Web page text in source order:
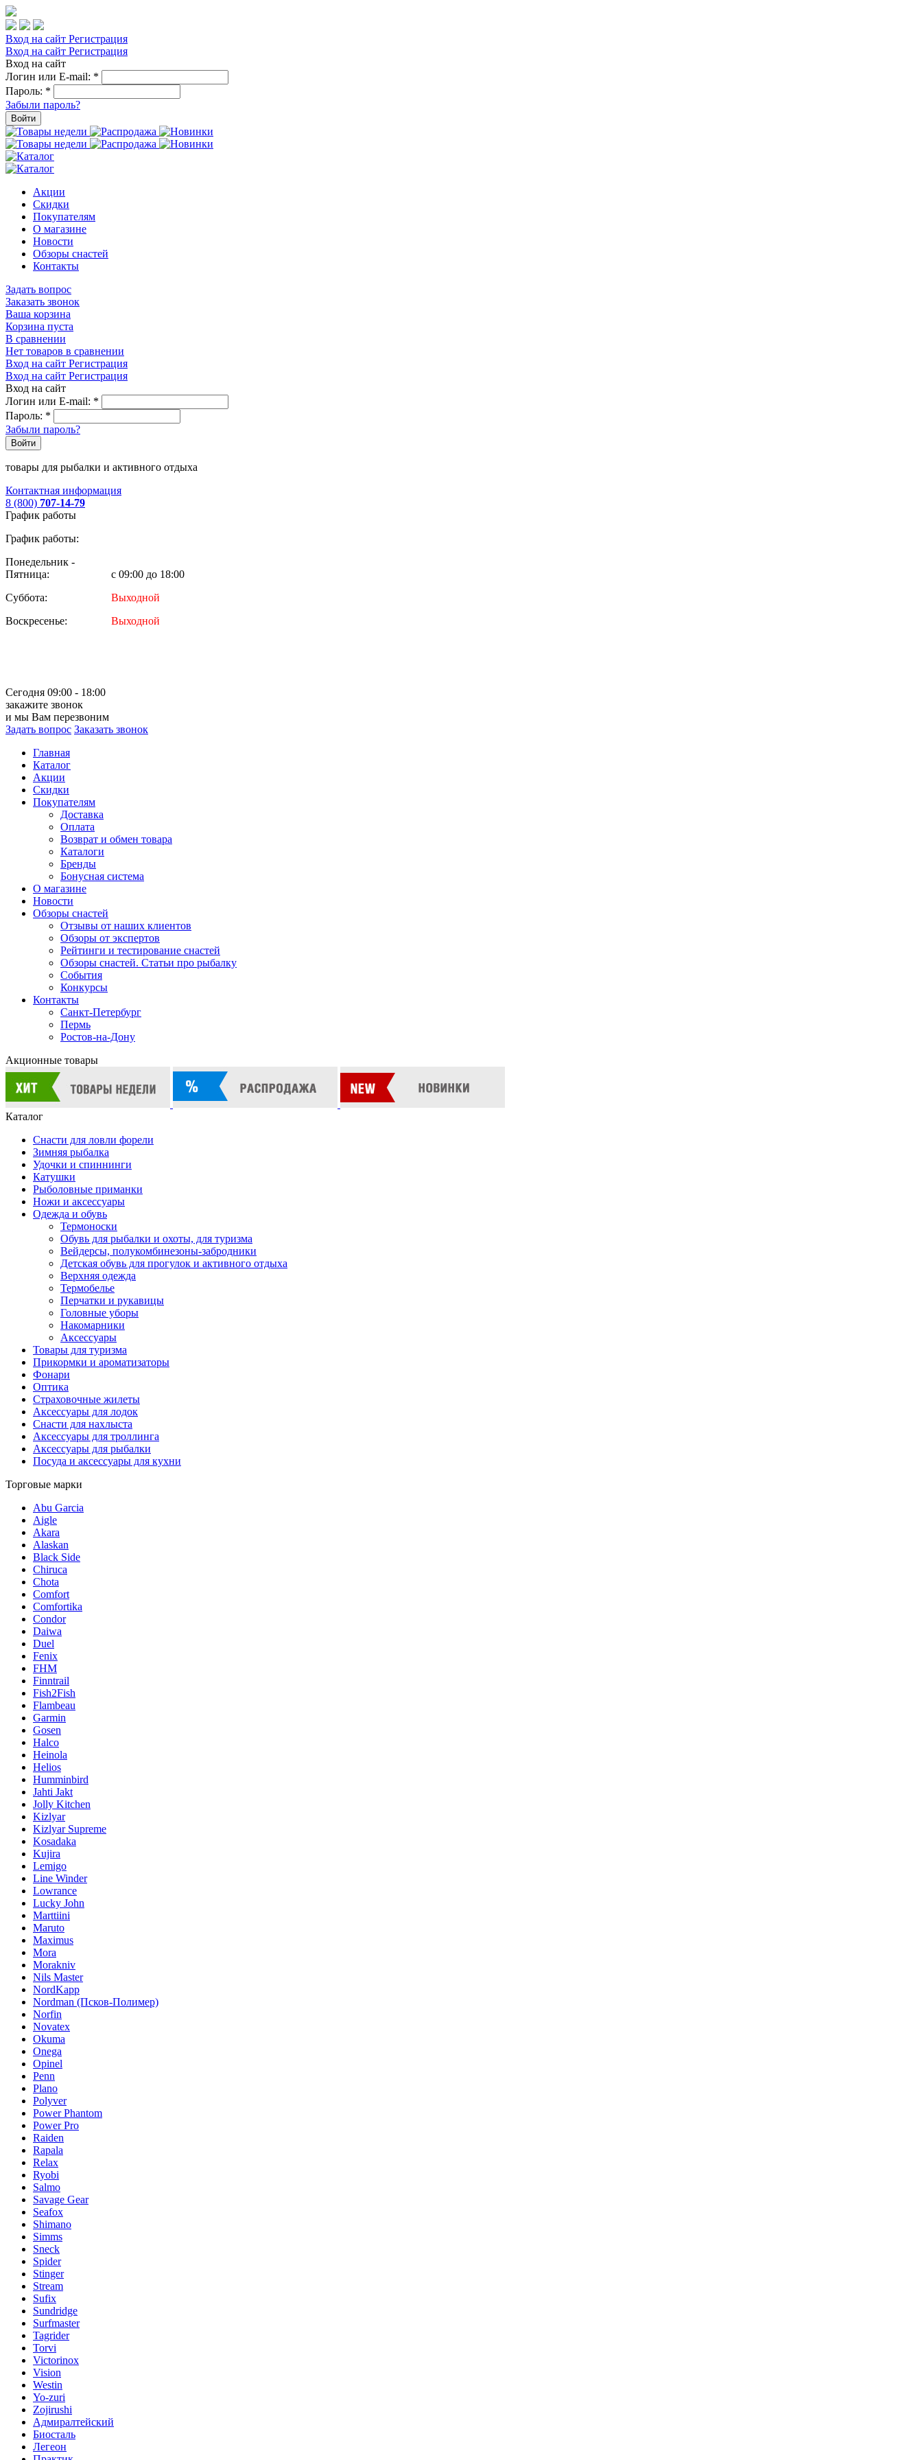
Вход на сайт Регистрация
Вход на сайт Регистрация
Вход на сайт
Логин или E-mail: *
Пароль: *
Забыли пароль?
Войти
Акции
Скидки
Покупателям
О магазине
Новости
Обзоры снастей
Контакты
Задать вопрос
Заказать звонок
Ваша корзина
Корзина пуста
В сравнении
Нет товаров в сравнении
Вход на сайт Регистрация
Вход на сайт Регистрация
Вход на сайт
Логин или E-mail: *
Пароль: *
Забыли пароль?
Войти
товары для рыбалки и активного отдыха
Контактная информация
8 (800) 707-14-79
График работы
График работы:
Понедельник -
Пятница:
с 09:00 до 18:00
Суббота:
Выходной
Воскресенье:
Выходной
Сегодня 09:00 - 18:00
закажите звонок
и мы Вам перезвоним
Задать вопрос Заказать звонок
Главная
Каталог
Акции
Скидки
Покупателям
Доставка
Оплата
Возврат и обмен товара
Каталоги
Бренды
Бонусная система
О магазине
Новости
Обзоры снастей
Отзывы от наших клиентов
Обзоры от экспертов
Рейтинги и тестирование снастей
Обзоры снастей. Статьи про рыбалку
События
Конкурсы
Контакты
Санкт-Петербург
Пермь
Ростов-на-Дону
Акционные товары
Каталог
Снасти для ловли форели
Зимняя рыбалка
Удочки и спиннинги
Катушки
Рыболовные приманки
Ножи и аксессуары
Одежда и обувь
Термоноски
Обувь для рыбалки и охоты, для туризма
Вейдерсы, полукомбинезоны-забродники
Детская обувь для прогулок и активного отдыха
Верхняя одежда
Термобелье
Перчатки и рукавицы
Головные уборы
Накомарники
Аксессуары
Товары для туризма
Прикормки и ароматизаторы
Фонари
Оптика
Страховочные жилеты
Аксессуары для лодок
Снасти для нахлыста
Аксессуары для троллинга
Аксессуары для рыбалки
Посуда и аксессуары для кухни
Торговые марки
Abu Garcia
Aigle
Akara
Alaskan
Black Side
Chiruca
Chota
Comfort
Comfortika
Condor
Daiwa
Duel
Fenix
FHM
Finntrail
Fish2Fish
Flambeau
Garmin
Gosen
Halco
Heinola
Helios
Humminbird
Jahti Jakt
Jolly Kitchen
Kizlyar
Kizlyar Supreme
Kosadaka
Kujira
Lemigo
Line Winder
Lowrance
Lucky John
Marttiini
Maruto
Maximus
Mora
Morakniv
Nils Master
NordKapp
Nordman (Псков-Полимер)
Norfin
Novatex
Okuma
Onega
Opinel
Penn
Plano
Polyver
Power Phantom
Power Pro
Raiden
Rapala
Relax
Ryobi
Salmo
Savage Gear
Seafox
Shimano
Simms
Sneck
Spider
Stinger
Stream
Sufix
Sundridge
Surfmaster
Tagrider
Torvi
Victorinox
Vision
Westin
Yo-zuri
Zojirushi
Адмиралтейский
Биосталь
Легеон